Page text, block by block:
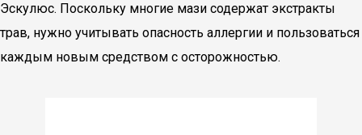
Эскулюс. Поскольку многие мази содержат экстракты
трав, нужно учитывать опасность аллергии и пользоваться
каждым новым средством с осторожностью.